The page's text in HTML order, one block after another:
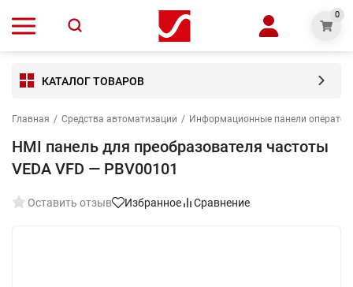
0
КАТАЛОГ ТОВАРОВ
Главная / Средства автоматизации / Информационные панели
HMI панель для преобразователя частоты
VEDA VFD — PBV00101
Оставить отзыв Избранное Сравнение